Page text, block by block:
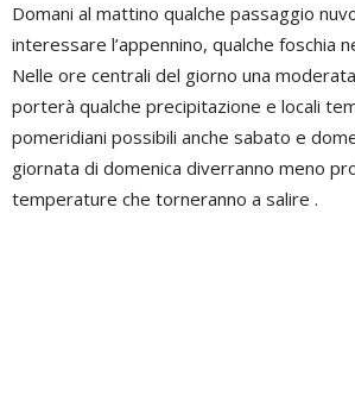
Domani al mattino qualche passaggio
interessare l’appennino, qualche foschia
Nelle ore centrali del giorno una
porterà qualche precipitazione e locali
pomeridiani possibili anche sabato e
giornata di domenica diverranno meno
temperature che torneranno a salire .